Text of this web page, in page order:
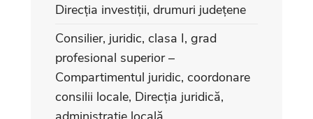
Direcția investiții, drumuri județene
Consilier, juridic, clasa I, grad
profesional superior –
Compartimentul juridic, coordonare
consilii locale, Direcția juridică,